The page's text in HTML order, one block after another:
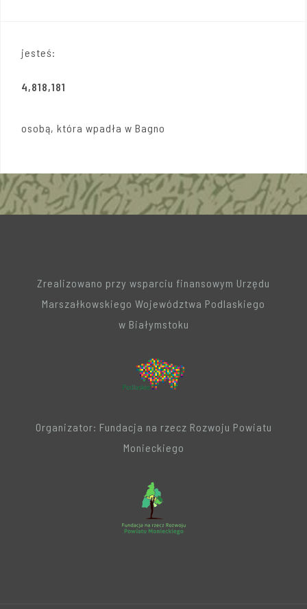
jesteś:
4,818,181
osobą, która wpadła w Bagno
Zrealizowano przy wsparciu finansowym Urzędu
Marszałkowskiego Województwa Podlaskiego
w Białymstoku
Organizator: Fundacja na rzecz Rozwoju Powiatu
Monieckiego